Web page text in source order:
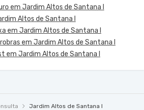
em Jardim Altos de Santana I
Altos de Santana I
em Jardim Altos de Santana I
em Jardim Altos de Santana I
em Jardim Altos de Santana I
Jardim Altos de Santana I